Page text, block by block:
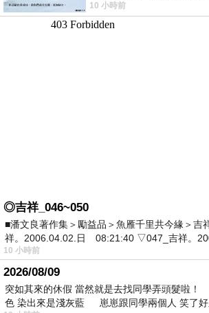
面被毀謗、遭患難、成了戲
10 小時前
◎吉祥_046~050
■潘文良著作集＞勵益品＞魚雁千里共今緣＞
祥。2006.04.02.日 08:21:40 ▽047_吉祥。
10 小時前
2026/08/09
突如其來的休假 當然就是去找同學弄頭髮啦
色 染出來是淺灰藍 崽崽跟同學兩個人 笑了